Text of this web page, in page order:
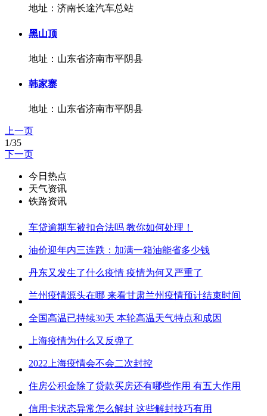
地址：济南长途汽车总站
黑山顶
地址：山东省济南市平阴县
韩家寨
地址：山东省济南市平阴县
上一页
1/35
下一页
今日热点
天气资讯
铁路资讯
车贷逾期车被扣合法吗 教你如何处理！
油价迎年内三连跌：加满一箱油能省多少钱
丹东又发生了什么疫情 疫情为何又严重了
兰州疫情源头在哪 来看甘肃兰州疫情预计结束时间
全国高温已持续30天 本轮高温天气特点和成因
上海疫情为什么又反弹了
2022上海疫情会不会二次封控
住房公积金除了贷款买房还有哪些作用 有五大作用
信用卡状态异常怎么解封 这些解封技巧有用